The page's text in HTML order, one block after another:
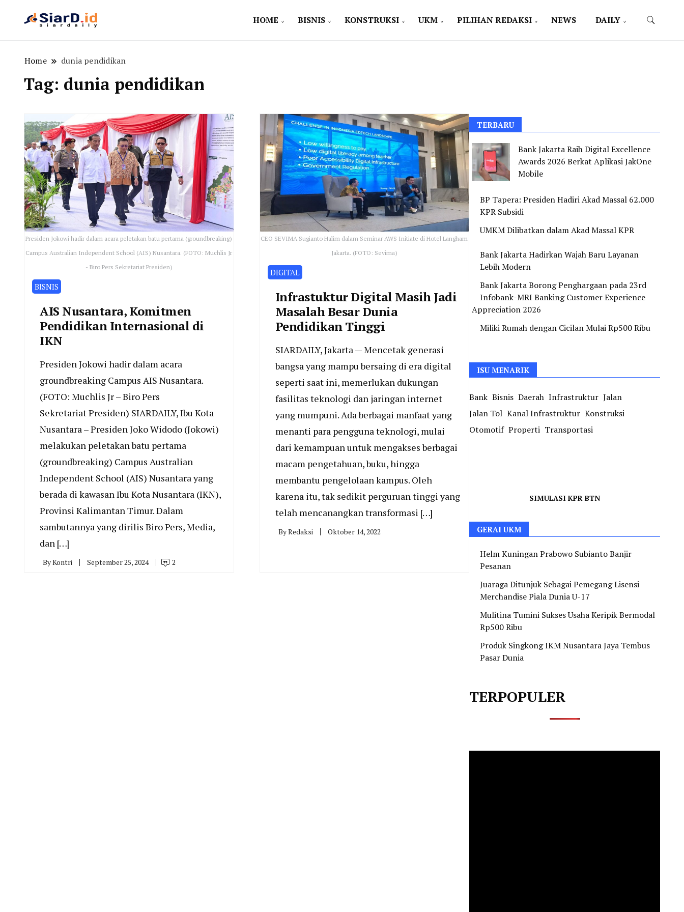
HOME BISNIS KONSTRUKSI UKM PILIHAN REDAKSI NEWS DAILY
Home dunia pendidikan
Tag: dunia pendidikan
Presiden Jokowi hadir dalam acara peletakan batu pertama (groundbreaking)
Campus Australian Independent School (AIS) Nusantara. (FOTO: Muchlis Jr
- Biro Pers Sekretariat Presiden)
BISNIS
AIS Nusantara, Komitmen
Pendidikan Internasional di
IKN
Presiden Jokowi hadir dalam acara
groundbreaking Campus AIS Nusantara.
(FOTO: Muchlis Jr – Biro Pers
Sekretariat Presiden) SIARDAILY, Ibu Kota
Nusantara – Presiden Joko Widodo (Jokowi)
melakukan peletakan batu pertama
(groundbreaking) Campus Australian
Independent School (AIS) Nusantara yang
berada di kawasan Ibu Kota Nusantara (IKN),
Provinsi Kalimantan Timur. Dalam
sambutannya yang dirilis Biro Pers, Media,
dan […]
ByKontri September 25, 2024 2
CEO SEVIMA Sugianto Halim dalam Seminar AWS Initiate di Hotel Langham
Jakarta. (FOTO: Sevima)
DIGITAL
Infrastuktur Digital Masih Jadi
Masalah Besar Dunia
Pendidikan Tinggi
SIARDAILY, Jakarta — Mencetak generasi
bangsa yang mampu bersaing di era digital
seperti saat ini, memerlukan dukungan
fasilitas teknologi dan jaringan internet
yang mumpuni. Ada berbagai manfaat yang
menanti para pengguna teknologi, mulai
dari kemampuan untuk mengakses berbagai
macam pengetahuan, buku, hingga
membantu pengelolaan kampus. Oleh
karena itu, tak sedikit perguruan tinggi yang
telah mencanangkan transformasi […]
ByRedaksi Oktober 14, 2022
TERBARU
Bank Jakarta Raih Digital Excellence
Awards 2026 Berkat Aplikasi JakOne
Mobile
BP Tapera: Presiden Hadiri Akad Massal 62.000
KPR Subsidi
UMKM Dilibatkan dalam Akad Massal KPR
Bank Jakarta Hadirkan Wajah Baru Layanan
Lebih Modern
Bank Jakarta Borong Penghargaan pada 23rd
Infobank-MRI Banking Customer Experience
Appreciation 2026
Miliki Rumah dengan Cicilan Mulai Rp500 Ribu
ISU MENARIK
Bank Bisnis Daerah Infrastruktur Jalan
Jalan Tol Kanal Infrastruktur Konstruksi
Otomotif Properti Transportasi
SIMULASI KPR BTN
GERAI UKM
Helm Kuningan Prabowo Subianto Banjir
Pesanan
Juaraga Ditunjuk Sebagai Pemegang Lisensi
Merchandise Piala Dunia U-17
Mulitina Tumini Sukses Usaha Keripik Bermodal
Rp500 Ribu
Produk Singkong IKM Nusantara Jaya Tembus
Pasar Dunia
TERPOPULER